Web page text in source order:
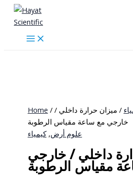
Skip
content
Home / / ميزان حرارة داخلي /
خارجي مع ساعة مقياس الرطوبة
علوم أرض,كيمياء
داخلي / خارجي
مقياس الرطوبة